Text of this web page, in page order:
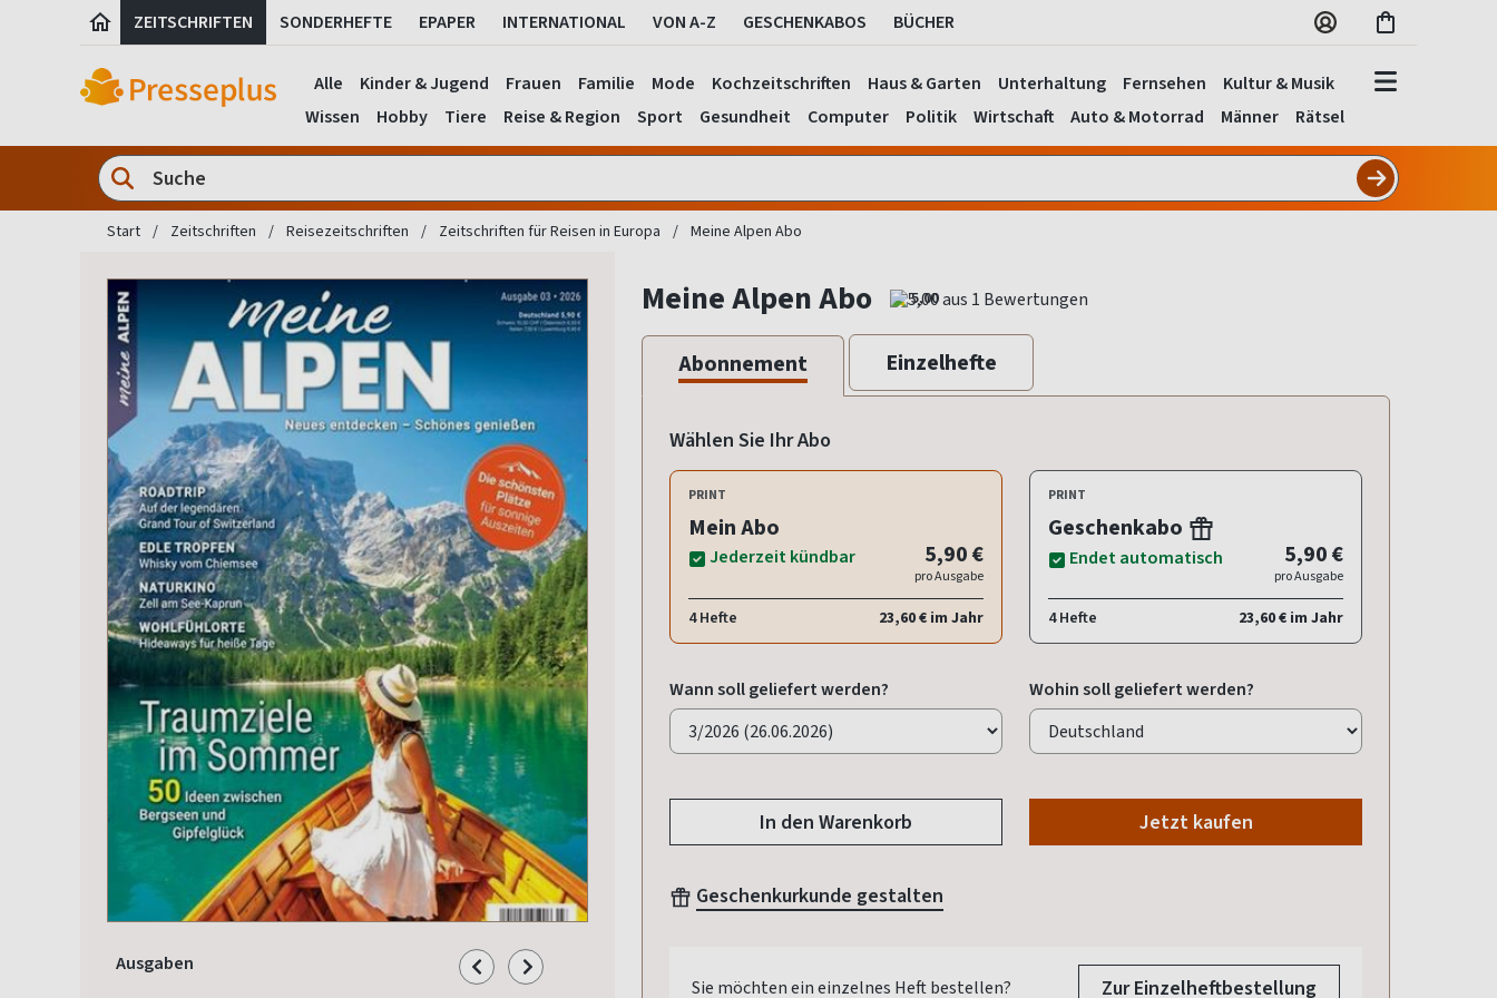
ZEITSCHRIFTEN SONDERHEFTE EPAPER INTERNATIONAL VON A-Z GESCHENKABOS BÜCHER
Alle Kinder & Jugend Frauen Familie Mode Kochzeitschriften Haus & Garten Unterhaltung Fernsehen
Kultur & Musik
Wissen
Hobby Tiere Reise & Region Sport Gesundheit Computer Politik Wirtschaft Auto & Motorrad Männer Rätsel
Start Zeitschriften Reisezeitschriften Zeitschriften für Reisen in Europa Meine Alpen Abo
Ausgaben
Meine Alpen Abo 5,00
Abonnement Einzelhefte
Wählen Sie Ihr Abo
PRINT
Mein Abo
Jederzeit kündbar 5,90 €
pro Ausgabe
4 Hefte 23,60 € im Jahr
PRINT
Geschenkabo
Endet automatisch 5,90 €
pro Ausgabe
4 Hefte 23,60 € im Jahr
Wann soll geliefert werden? Wohin soll geliefert werden?
In den Warenkorb Jetzt kaufen
Geschenkurkunde gestalten
Sie möchten ein einzelnes Heft bestellen? Zur Einzelheftbestellung